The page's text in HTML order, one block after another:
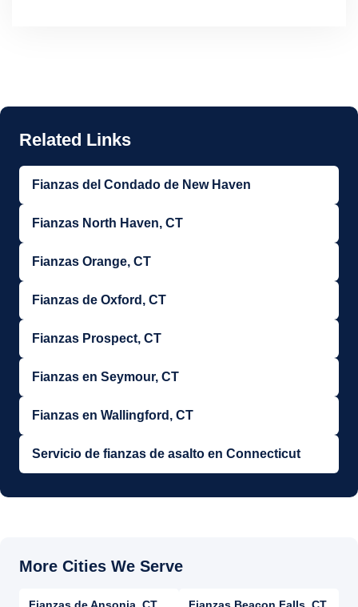
Fianzas del Condado de New Haven
Fianzas North Haven, CT
Fianzas Orange, CT
Fianzas de Oxford, CT
Fianzas Prospect, CT
Fianzas en Seymour, CT
Fianzas en Wallingford, CT
Servicio de fianzas de asalto en Connecticut
Fianzas de Ansonia, CT Fianzas Beacon Falls, CT